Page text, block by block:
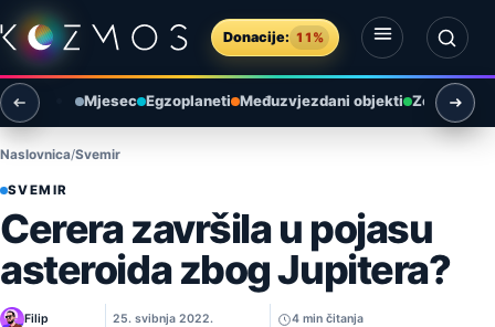
Preskoči na sadržaj
Donacije: 11%
Otvori izbornik
Otvori pretragu
Mjesec Egzoplaneti Međuzvjezdani objekti Zemlja i
Naslovnica Svemir
SVEMIR
Cerera završila u pojasu
asteroida zbog Jupitera?
Filip 25. svibnja 2022. 4 min čitanja